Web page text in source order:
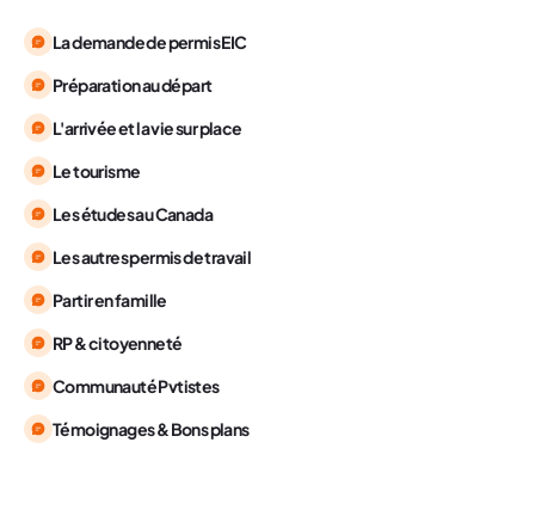
La demande de permis EIC
Préparation au départ
L'arrivée et la vie sur place
Le tourisme
Les études au Canada
Les autres permis de travail
Partir en famille
RP & citoyenneté
Communauté Pvtistes
Témoignages & Bons plans